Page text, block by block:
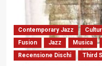
Contemporary Jazz
Fusion
Jazz Musica
Recensione Dischi
Third